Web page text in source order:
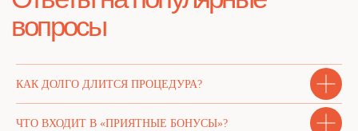
КАК ДОЛГО ДЛИТСЯ ПРОЦЕДУРА?
ЧТО ВХОДИТ В «ПРИЯТНЫЕ БОНУСЫ»?